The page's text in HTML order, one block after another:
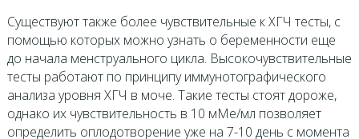
Существуют также более чувствительные к ХГЧ тесты, с
помощью которых можно узнать о беременности еще
до начала менструального цикла. Высокочувствительные
тесты работают по принципу иммунотографического
анализа уровня ХГЧ в моче. Такие тесты стоят дороже,
однако их чувствительность в 10 мМе/мл позволяет
определить оплодотворение уже на 7-10 день с момента